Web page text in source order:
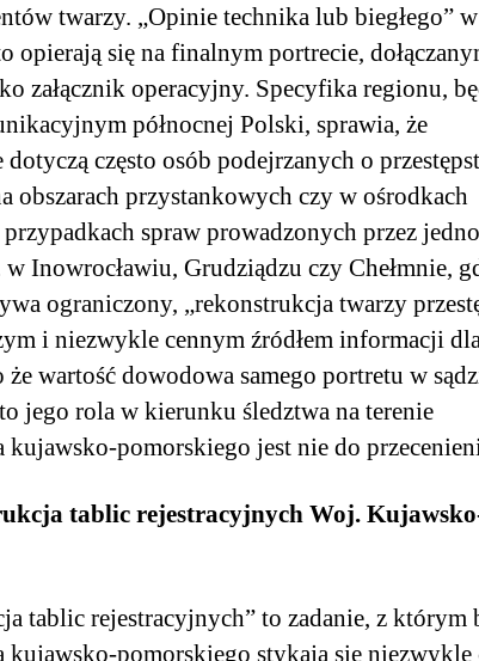
twarzy. „Opinie technika lub biegłego”
opierają się na finalnym portrecie,
załącznik operacyjny. Specyfika regionu,
północnej Polski, sprawia, że
często osób podejrzanych o
obszarach przystankowych czy w ośrodkach
spraw prowadzonych przez
Inowrocławiu, Grudziądzu czy Chełmnie,
ograniczony, „rekonstrukcja twarzy
i niezwykle cennym źródłem informacji
wartość dowodowa samego portretu w
jego rola w kierunku śledztwa na terenie
pomorskiego jest nie do
tablic rejestracyjnych Woj.
tablic rejestracyjnych” to zadanie, z którym
kujawsko-pomorskiego stykają się niezwykle